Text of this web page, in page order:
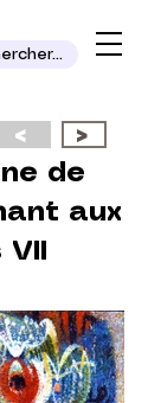
< >
de
aux